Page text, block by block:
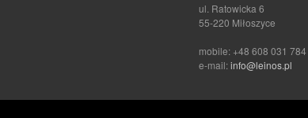
ul. Ratowicka 6
55-220 Miłoszyce
mobile: +48 608 031 784
e-mail:info@leinos.pl